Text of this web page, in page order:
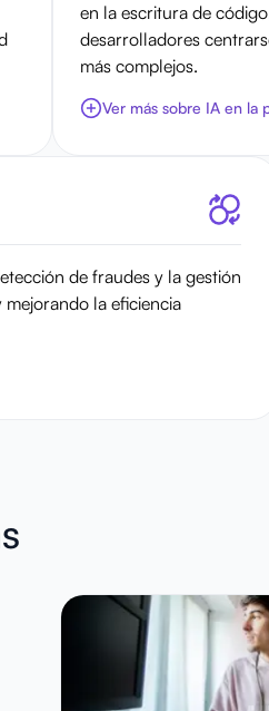
en la escritura de
desarrolladores
más complejos.
Ver más sobre IA en la
de fraudes y la gestión
mejorando la eficiencia